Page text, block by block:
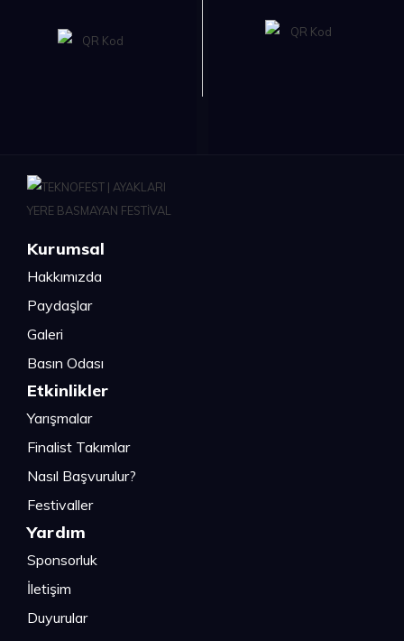
Kurumsal
Hakkımızda
Paydaşlar
Galeri
Basın Odası
Etkinlikler
Yarışmalar
Finalist Takımlar
Nasıl Başvurulur?
Festivaller
Yardım
Sponsorluk
İletişim
Duyurular